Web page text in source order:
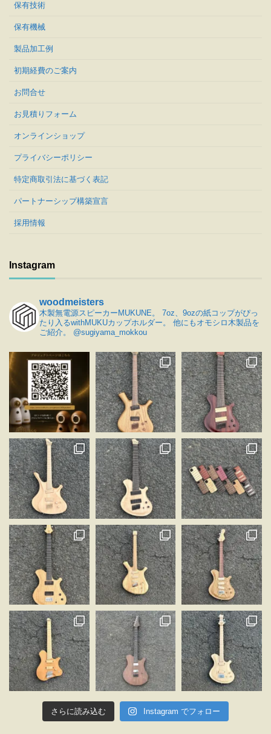
保有技術
保有機械
製品加工例
初期経費のご案内
お問合せ
お見積りフォーム
オンラインショップ
プライバシーポリシー
特定商取引法に基づく表記
パートナーシップ構築宣言
採用情報
Instagram
woodmeisters
木製無電源スピーカーMUKUNE。
7oz、9ozの紙コップがぴっ
たり入るwithMUKUカップホルダー。
他にもオモシロ木製品を
ご紹介。
@sugiyama_mokkou
さらに読み込む Instagram でフォロー